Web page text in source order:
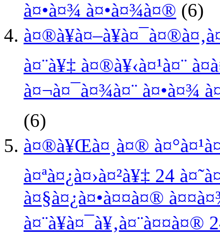
à¤•à¤¾ à¤•à¤¾à¤® (6)
à¤¨à¥‡ à¤®à¥‹à¤¹à¤¨
à¤¬à¤¯à¤¾à¤¨ à¤•à¤¾
(6)
à¤®à¥Œà¤¸à¤®
à¤ªà¤¿à¤›à¤²à¥‡ 24
à¤§à¤¿à¤•à¤¤à¤®
à¤¨à¥à¤¯à¥‚à¤¨à¤¤à¤®